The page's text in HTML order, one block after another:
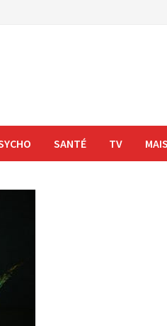
SANTÉ TV